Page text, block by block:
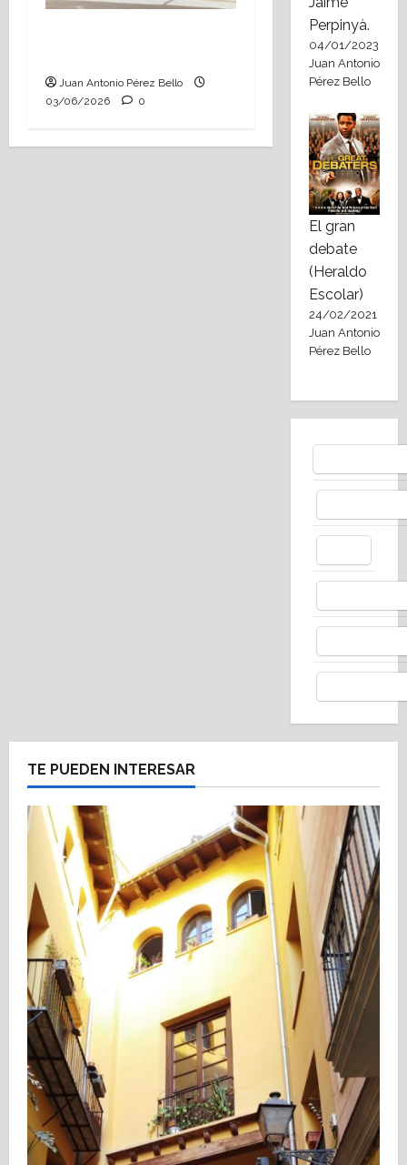
Juan Antonio Pérez Bello
03/06/2026
0
Perpinyà.
04/01/2023
Juan Antonio
Pérez Bello
El gran
debate
(Heraldo
Escolar)
24/02/2021
Juan Antonio
Pérez Bello
TE PUEDEN INTERESAR